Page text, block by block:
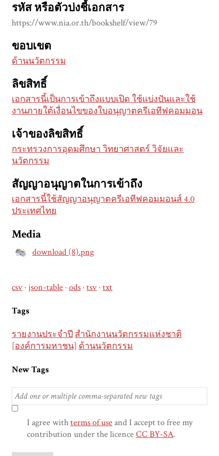
รหัส หรือตัวบ่งชี้เอกสาร
https://www.nia.or.th/bookshelf/view/79
ขอบเขต
ด้านนวัตกรรม
ลิขสิทธิ์
เอกสารนี้เป็นการเข้าถึงแบบเปิด ใช้แบ่งปันและใช้
งานภายใต้เงื่อนไขของใบอนุญาตครีเอทีฟคอมมอน
เจ้าของลิขสิทธิ์
กระทรวงการอุดมศึกษา วิทยาศาสตร์ วิจัยและ
นวัตกรรม
สัญญาอนุญาตในการเข้าถึง
เอกสารนี้ใช้สัญญาอนุญาตครีเอทีฟคอมมอนส์ 4.0
ประเทศไทย
Media
download (8).png
csv json-table ods tsv txt
Tags
รายงานประจำปี สำนักงานนวัตกรรมแห่งชาติ
[องค์การมหาชน] ด้านนวัตกรรม
New Tags
I agree withterms of use and I accept to free my
contribution under the licence CC BY-SA.